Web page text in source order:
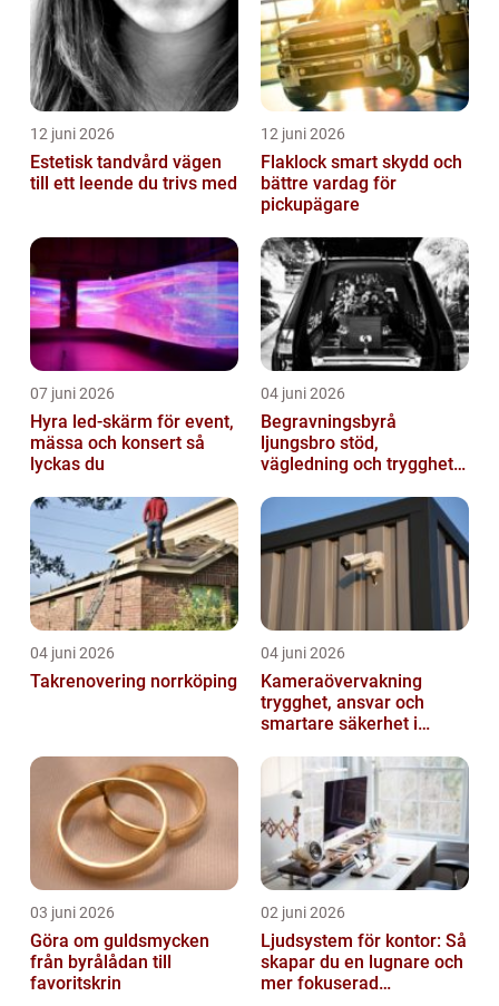
12 juni 2026
Estetisk tandvård vägen
till ett leende du trivs med
12 juni 2026
Flaklock smart skydd och
bättre vardag för
pickupägare
07 juni 2026
Hyra led-skärm för event,
mässa och konsert så
lyckas du
04 juni 2026
Begravningsbyrå
ljungsbro stöd,
vägledning och trygghet
04 juni 2026
Takrenovering norrköping
04 juni 2026
Kameraövervakning
trygghet, ansvar och
smartare säkerhet i
03 juni 2026
Göra om guldsmycken
från byrålådan till
favoritskrin
02 juni 2026
Ljudsystem för kontor: Så
skapar du en lugnare och
mer fokuserad